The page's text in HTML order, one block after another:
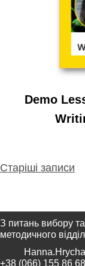
Demo
Навігація
Старіші записи
З питань вибору
методичного
+38 (066) 155 86 68